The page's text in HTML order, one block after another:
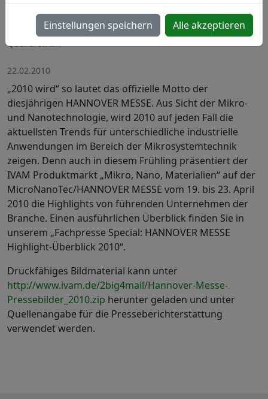
Quelle: IVAM.
22.02.2010
„2010 wird“ so lautet das offizielle Motto der
diesjährigen HANNOVER MESSE. Aus Sicht der Mikro-
und Nanotechnologie, wird 2010 auf jeden Fall die
aktuellsten Trends für unterschiedliche industrielle
Anwendungen im Bereich der Mikrosystemtechnik
zeigen. Denn auch in diesem Frühling präsentiert der
IVAM Produktmarkt „Mikro, Nano, Materialien“ auf der
MicroNanoTec/HANNOVER MESSE vom 19. bis 23. April
2010 die Highlights von führenden Unternehmen der
Branche. Einen ausführlichen Überblick finden Sie in
unserem „Fachpresse Special: HANNOVER MESSE
Highlight-Überblick 2010“.
Druckfähiges Bildmaterial kann unter
http://www.ivam.de/2big4mail/Hannover-Messe-
Pressebilder_2010.zip herunter geladen und unter
Quellenangabe für die Presseberichterstattung
verwendet werden.
Einstellungen speichern Alle akzeptieren